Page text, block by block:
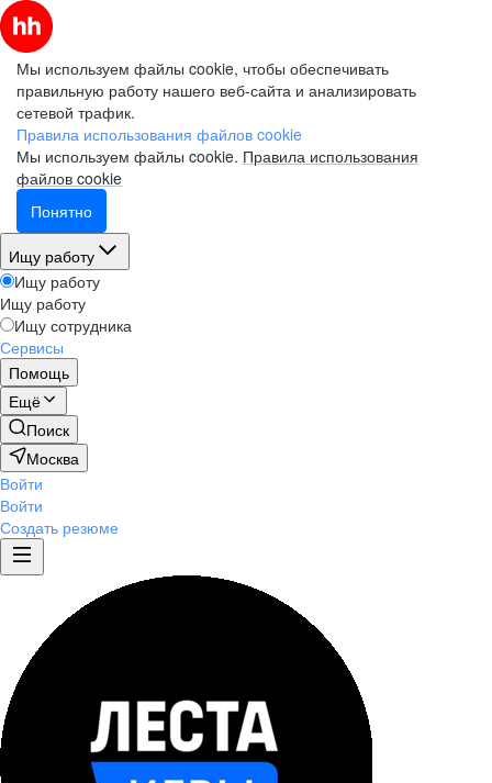
Мы используем файлы cookie, чтобы обеспечивать
правильную работу нашего веб-сайта и анализировать
сетевой трафик.
Правила использования файлов cookie
Мы используем файлы cookie. Правила использования
файлов cookie
Понятно
Ищу работу
Ищу работу
Ищу работу
Ищу сотрудника
Сервисы
Помощь
Ещё
Поиск
Москва
Войти
Войти
Создать резюме